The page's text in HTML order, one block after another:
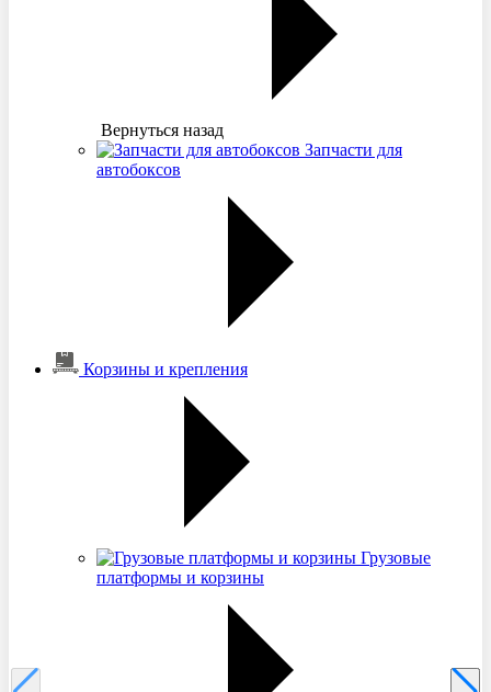
Вернуться назад
Запчасти для
автобоксов
Корзины и крепления
Грузовые
платформы и корзины